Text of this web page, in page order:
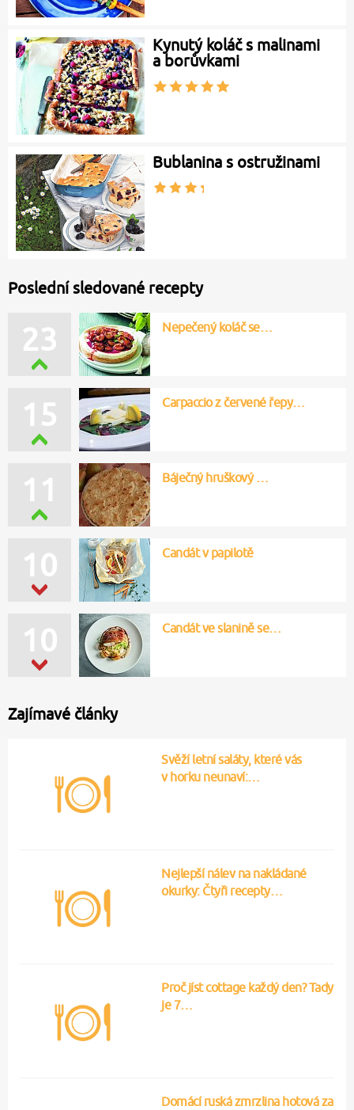
Kynutý koláč s malinami
a borůvkami
Bublanina s ostružinami
Poslední sledované recepty
23 Nepečený koláč se…
15 Carpaccio z červené řepy…
10 Candát v papilotě
11 Báječný hruškový …
10 Candát ve slanině se…
Zajímavé články
Svěží letní saláty, které vás
v horku neunaví:…
Nejlepší nálev na nakládané
okurky: Čtyři recepty…
Proč jíst cottage každý den? Tady
je 7…
Domácí ruská zmrzlina hotová za